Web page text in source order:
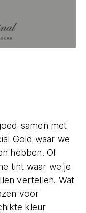
samen met
Gold waar we
hebben. Of
tint waar we je
vertellen. Wat
voor
kleur